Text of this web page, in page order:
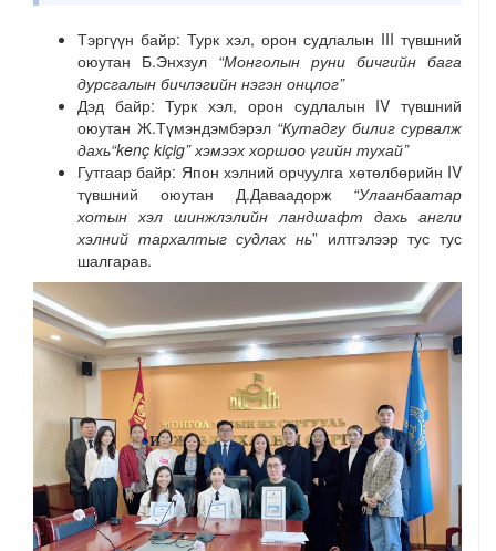
Тэргүүн байр: Турк хэл, орон судлалын III түвшний
оюутан Б.Энхзул “Монголын руни бичгийн бага
дурсгалын бичлэгийн нэгэн онцлог”
Дэд байр: Турк хэл, орон судлалын IV түвшний
оюутан Ж.Түмэндэмбэрэл “Кутадгу билиг сурвалж
дахь“kenç kiçig” хэмээх хоршоо үгийн тухай”
Гутгаар байр: Япон хэлний орчуулга хөтөлбөрийн IV
түвшний оюутан Д.Даваадорж “Улаанбаатар
хотын хэл шинжлэлийн ландшафт дахь англи
хэлний тархалтыг судлах нь” илтгэлээр тус тус
шалгарав.